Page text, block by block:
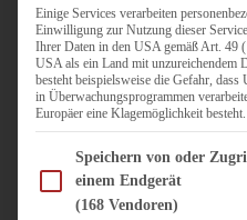
Einige Services verarbeiten
Einwilligung zur Nutzung dieser
Ihrer Daten in den USA gemäß Art.
USA als ein Land mit unzureichendem
besteht beispielsweise die Gefahr, dass
in Überwachungsprogrammen
Europäer eine Klagemöglichkeit besteht.
Im Folgenden finden Sie eine Liste
Speichern von oder
einem Endgerät
(168 Vendoren)